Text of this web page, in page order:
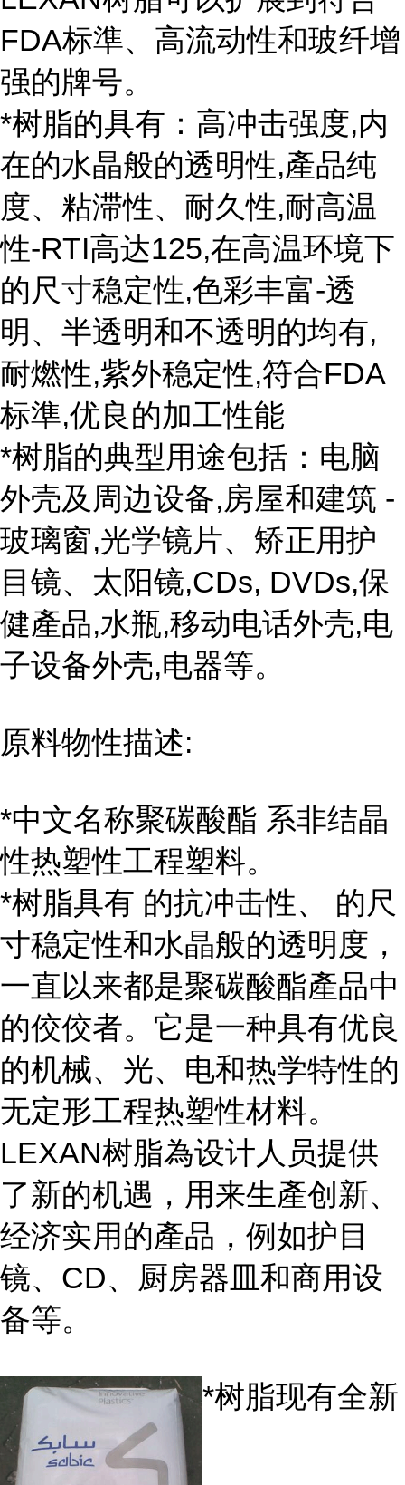
FDA标準、高流动性和玻纤增
强的牌号。
*树脂的具有：高冲击强度,内
在的水晶般的透明性,產品纯
度、粘滞性、耐久性,耐高温
性-RTI高达125,在高温环境下
的尺寸稳定性,色彩丰富-透
明、半透明和不透明的均有,
耐燃性,紫外稳定性,符合FDA
标準,优良的加工性能
*树脂的典型用途包括：电脑
外壳及周边设备,房屋和建筑 -
玻璃窗,光学镜片、矫正用护
目镜、太阳镜,CDs, DVDs,保
健產品,水瓶,移动电话外壳,电
子设备外壳,电器等。
原料物性描述:
*中文名称聚碳酸酯 系非结晶
性热塑性工程塑料。
*树脂具有 的抗冲击性、 的尺
寸稳定性和水晶般的透明度，
一直以来都是聚碳酸酯產品中
的佼佼者。它是一种具有优良
的机械、光、电和热学特性的
无定形工程热塑性材料。
LEXAN树脂為设计人员提供
了新的机遇，用来生產创新、
经济实用的產品，例如护目
镜、CD、厨房器皿和商用设
备等。
*树脂现有全新